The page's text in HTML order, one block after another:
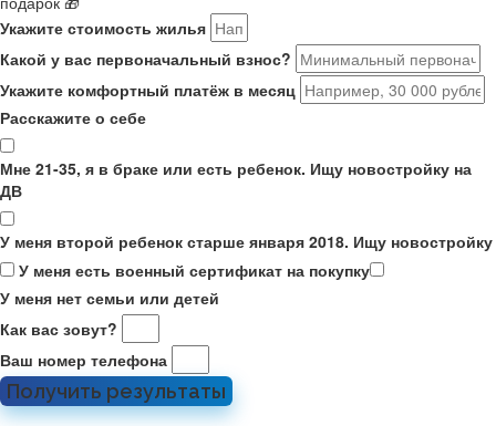
Укажите стоимость жилья
Какой у вас первоначальный взнос?
Укажите комфортный платёж в месяц
Расскажите о себе
Мне 21-35, я в браке или есть ребенок. Ищу новостройку на
ДВ
У меня второй ребенок старше января 2018. Ищу новостройку
У меня есть военный сертификат на покупку
У меня нет семьи или детей
Как вас зовут?
Ваш номер телефона
Получить результаты